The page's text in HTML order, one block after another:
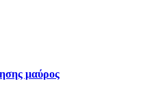
μαύρος